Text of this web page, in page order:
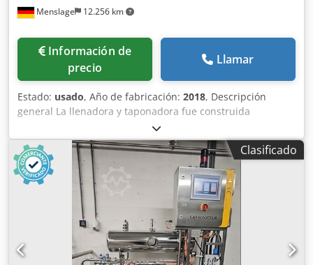
Menslage 12.256 km
Información de
precio
Llamar
Estado: usado, Año de fabricación: 2018, Descripción
general La llenadora y taponadora fue construida
originalmente por la empresa Stork y fue revisada por la
empresa ROBAK en 2018. La máquina se puede utilizar
para el llenado de bebidas sin gas en botellas de vidrio. La
máquina está en muy buenas condiciones, actualmente
está desmontada y almacenada en un entorno bien
mantenido. Datos técnicos Capacidad: 7.000 bph La
llenadora está preparada para botellas de 700 ml Tapa de
aluminio de 31,5 mm A la máquina le falta una alineación
de tapa y una rampa y alimentador de tapa. Deberían
fabricarse para un tapón específico Chedpfxemnkhfo Afiea
Clasificado